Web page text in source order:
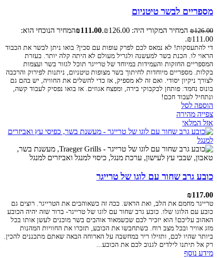
מספריים לבשר טיטניום
₪126.00 המחיר המקורי היה: ₪126.00. ₪111.00
המחיר הנוכחי הוא:
₪111.00.
די להתעסקות! לא נמאס לכם לפרק עופות עם סכין? בואו ניתן לבשר את הכבוד
הראוי לו. הכנת בשר למעשנה ולגריל מעולם לא היתה קלה יותר. בעזרת
המספריים החזקות והעמידות במיוחד של טרייגר תוכל לגזור בשר ועצמות
בקלות. מספריים מיוחדות לחיתוך בשר מצופות טיטניום, ניתנות לפירוק והרכבה
לצורך ניקיון יסודי. ואם זה לא מספיק, אז כדי להשלים את החוויה, יש בהם גם
בונוס נחמד: פותחן לבקבוקי בירה, ומפצח אגוזים. אז בואו נפסיק לעבוד קשה,
ונתחיל לעבוד חכם!
הוספה לסל
צפייה מהירה
אזל המלאי
כובע גרב שחור עם לוגו של טרייגר
₪117.00
טרייגר מחמם את הלב, ואת הראש. ככה זה כשאוהבים את הטרייגר. רוצים גם
כובע עם הלוגו שלו. כובע גרב שחור עם לוגו של טרייגר- ברור שזה יהיה הכובע
האהוב עליכם! הוא יזכיר לכם שכשמאוד אוהבים בשר מוכנים לעשן אותו בכל
מזג אוויר ובכל מצב רוח. כשתחבשו את הכובע, תזכרו את החוויות המהנות
ביותר שהיו לכם, ותזילו ריר במחשבה על הארוחה הבאה שאתם מתכננים להכין.
רק אל תיתנו לילדים לגנוב לכם את הכובע...
מידע נוסף